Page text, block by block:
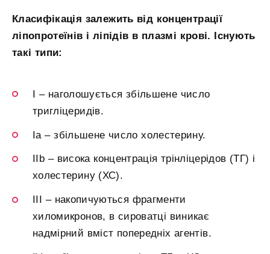
Класифікація залежить від концентрації
ліпопротеїнів і ліпідів в плазмі крові. Існують
такі типи:
I – наголошується збільшене число
тригліцеридів.
Іа – збільшене число холестерину.
IIb – висока концентрація трінліцерідов (ТГ) і
холестерину (ХС).
III – накопичуються фрагменти
хиломикронов, в сироватці виникає
надмірний вміст попередніх агентів.